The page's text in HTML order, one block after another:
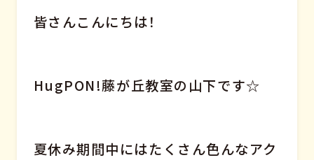
皆さんこんにちは！
HugPON!藤が丘教室の山下です☆
夏休み期間中にはたくさん色んなアク